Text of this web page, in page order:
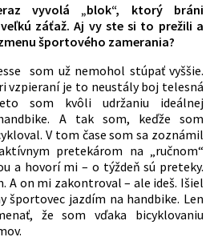
vyvolá „blok“, ktorý bráni
záťaž. Aj vy ste si to prežili a
športového zamerania?
som už nemohol stúpať vyššie.
vzpieraní je to neustály boj telesná
som kvôli udržaniu ideálnej
A tak som, keďže som
V tom čase som sa zoznámil
pretekárom na „ručnom“
a hovorí mi – o týždeň sú preteky.
A on mi zakontroval – ale ideš. Išiel
športovec jazdím na handbike. Len
že som vďaka bicyklovaniu